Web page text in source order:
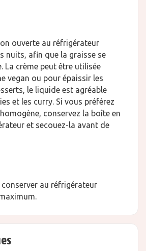
ouverte au réfrigérateur
nuits, afin que la graisse se
La crème peut être utilisée
vegan ou pour épaissir les
le liquide est agréable
et les curry. Si vous préférez
conservez la boîte en
et secouez-la avant de
au réfrigérateur